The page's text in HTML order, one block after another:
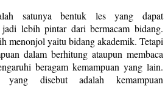
satunya bentuk les yang dapat
lebih pintar dari bermacam bidang.
menonjol yaitu bidang akademik. Tetapi
dalam berhitung ataupun membaca
beragam kemampuan yang lain.
yang disebut adalah kemampuan